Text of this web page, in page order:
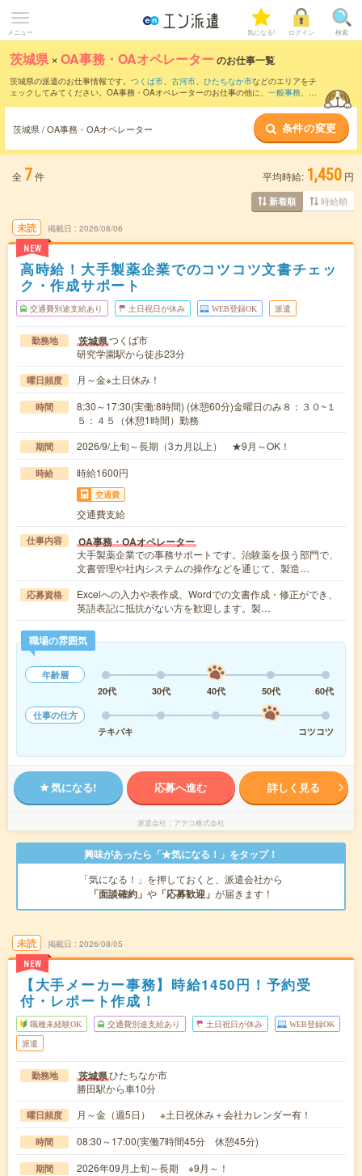
メニュー 気になる! ログイン 検索
茨城県 ×OA事務・OAオペレーターのお仕事一覧
茨城県の派遣のお仕事情報です。 つくば市、 古河市、 ひたちなか市などのエリアをチ
ェックしてみてください。OA事務・OAオペレーターのお仕事の他に、 一般事務、 営
などのこだわり条件で絞り込んでいただけます。職種辞典：OA事
務・OAオペレーターのお仕事とは？とは？
茨城県 / OA事務・OAオペレーター 条件の変更
全 7件 平均時給: 1,450 円
新着順 時給順
未読
NEW
掲載日 2026/08/06
高時給！大手製薬企業でのコツコツ文書チェッ
ク・作成サポート
交通費別途支給あり 土日祝日が休み WEB登録OK 派遣
勤務地 茨城県つくば市
研究学園駅から徒歩23分
曜日頻度 月～金※土日休み！
時間
8:30～17:30(実働:8時間) (休憩60分)金曜日のみ８：３０~１
５：４５（休憩1時間）勤務
期間 2026/9/上旬～長期（3カ月以上） ★9月～OK！
時給 時給1600円
交通費
交通費支給
仕事内容 OA事務・OAオペレーター
大手製薬企業での事務サポートです。治験薬を扱う部門で、
文書管理や社内システムの操作などを通じて、製造…
応募資格
Excelへの入力や表作成、Wordでの文書作成・修正ができ、
英語表記に抵抗がない方を歓迎します。製…
職場の雰囲気
年齢層
20代
30代 40代 50代
60代
仕事の仕方
テキパキ
コツコツ
気になる! 応募へ進む 詳しく見る
派遣会社 アデコ株式会社
興味があったら「★気になる！」をタップ！
「気になる！」を押しておくと、派遣会社から
「面談確約」 や 「応募歓迎」 が届きます！
未読
NEW
掲載日 2026/08/05
【大手メーカー事務】時給1450円！予約受
付・レポート作成！
職種未経験OK 交通費別途支給あり 土日祝日が休み WEB登録OK
派遣
勤務地 茨城県ひたちなか市
勝田駅から車10分
曜日頻度 月～金（週5日） ※土日祝休み＋会社カレンダー有！
時間 08:30～17:00(実働7時間45分 休憩45分)
期間 2026年09月上旬～長期 ※9月～！